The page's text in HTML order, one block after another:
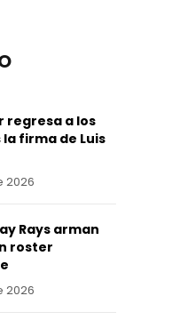
regresa a los
firma de Luis
2026
Rays arman
roster
2026